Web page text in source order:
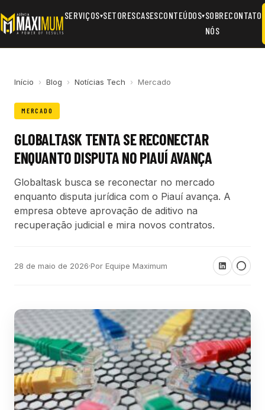
SERVIÇOS▾SETORESCASESCONTEÚDOS▾SOBRE
NÓS
CONTATO
Início › Blog › Notícias Tech › Mercado
MERCADO
GLOBALTASK TENTA SE RECONECTAR
ENQUANTO DISPUTA NO PIAUÍ AVANÇA
Globaltask busca se reconectar no mercado
enquanto disputa jurídica com o Piauí avança. A
empresa obteve aprovação de aditivo na
recuperação judicial e mira novos contratos.
28 de maio de 2026·Por Equipe Maximum